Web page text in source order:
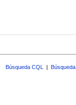
Búsqueda CQL |